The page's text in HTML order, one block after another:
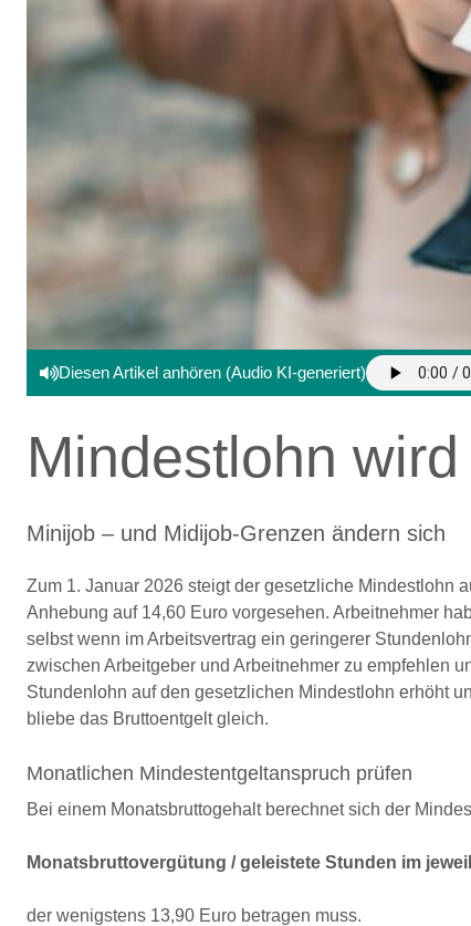
Diesen Artikel anhören (Audio KI-generiert)
Mindestlohn
Minijob – und Midijob-Grenzen ändern sich
Zum 1. Januar 2026 steigt der gesetzliche Mindestlohn
Anhebung auf 14,60 Euro vorgesehen. Arbeitnehmer
selbst wenn im Arbeitsvertrag ein geringerer
zwischen Arbeitgeber und Arbeitnehmer zu empfehlen
Stundenlohn auf den gesetzlichen Mindestlohn erhöht
bliebe das Bruttoentgelt gleich.
Monatlichen Mindestentgeltanspruch prüfen
Bei einem Monatsbruttogehalt berechnet sich der
Monatsbruttovergütung / geleistete Stunden im
der wenigstens 13,90 Euro betragen muss.